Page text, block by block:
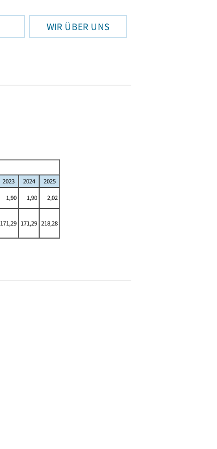
WIR ÜBER UNS
2023 2024
2025
1,90 1,90
2,02
171,29 171,29 218,28